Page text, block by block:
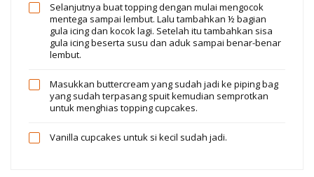
Selanjutnya buat topping dengan mulai mengocok
mentega sampai lembut. Lalu tambahkan ½ bagian
gula icing dan kocok lagi. Setelah itu tambahkan sisa
gula icing beserta susu dan aduk sampai benar-benar
lembut.
Masukkan buttercream yang sudah jadi ke piping bag
yang sudah terpasang spuit kemudian semprotkan
untuk menghias topping cupcakes.
Vanilla cupcakes untuk si kecil sudah jadi.